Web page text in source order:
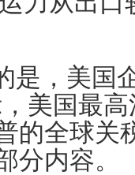
是，美国
美国最
的全球关
分内容。